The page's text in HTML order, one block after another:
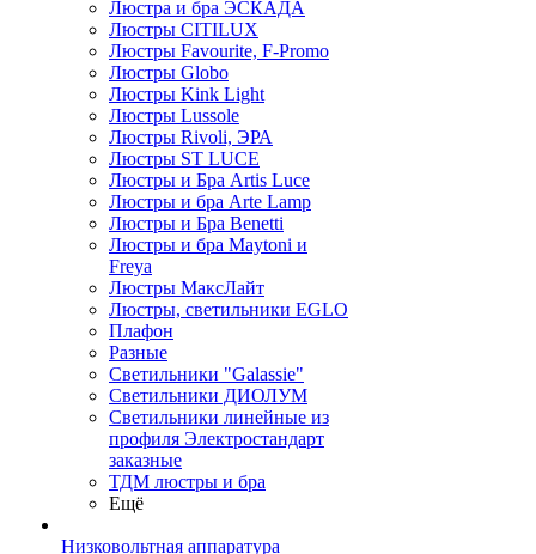
Люстра и бра ЭСКАДА
Люстры CITILUX
Люстры Favourite, F-Promo
Люстры Globo
Люстры Kink Light
Люстры Lussole
Люстры Rivoli, ЭРА
Люстры ST LUCE
Люстры и Бра Artis Luce
Люстры и бра Arte Lamp
Люстры и Бра Benetti
Люстры и бра Maytoni и
Freya
Люстры МаксЛайт
Люстры, светильники EGLO
Плафон
Разные
Светильники "Galassie"
Светильники ДИОЛУМ
Светильники линейные из
профиля Электростандарт
заказные
ТДМ люстры и бра
Ещё
Низковольтная аппаратура